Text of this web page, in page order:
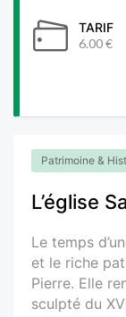
TARIF
6.00 €
Patrimoine &
L’église
Le temps
et le riche
Pierre. Elle
sculpté du